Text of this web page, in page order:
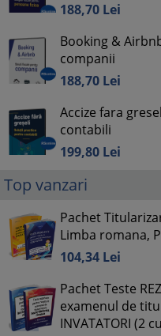
188,70 Lei
Booking &
companii
188,70 Lei
Accize fara
contabili
199,80 Lei
Top vanzari
Pachet
Limba romana,
104,34 Lei
Pachet Teste
examenul de
INVATATORI (2